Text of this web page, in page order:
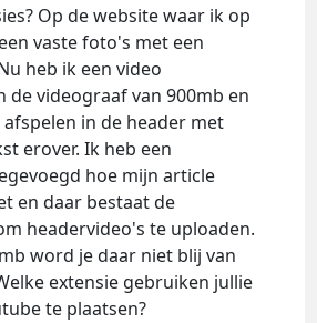
Op de website waar ik op
vaste foto's met een
heb ik een video
de videograaf van 900mb en
in de header met
erover. Ik heb een
hoe mijn article
en daar bestaat de
headervideo's te uploaden.
word je daar niet blij van
extensie gebruiken jullie
te plaatsen?